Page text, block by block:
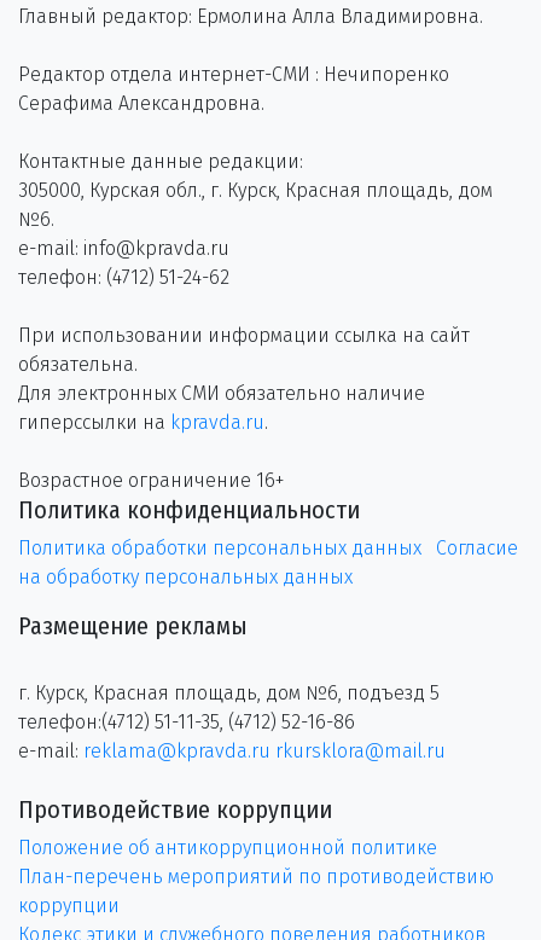
Главный редактор: Ермолина Алла Владимировна.
Редактор отдела интернет-СМИ : Нечипоренко
Серафима Александровна.
Контактные данные редакции:
305000, Курская обл., г. Курск, Красная площадь, дом
№6.
e-mail: info@kpravda.ru
телефон: (4712) 51-24-62
При использовании информации ссылка на сайт
обязательна.
Для электронных СМИ обязательно наличие
гиперссылки на kpravda.ru.
Возрастное ограничение 16+
Политика конфиденциальности
Политика обработки персональных данных
Согласие
на обработку персональных данных
Размещение рекламы
г. Курск, Красная площадь, дом №6, подъезд 5
телефон:(4712) 51-11-35, (4712) 52-16-86
e-mail: reklama@kpravda.ru rkursklora@mail.ru
Противодействие коррупции
Положение об антикоррупционной политике
План-перечень мероприятий по противодействию
коррупции
Кодекс этики и служебного поведения работников